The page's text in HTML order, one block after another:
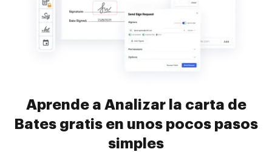
Aprende a Analizar la carta de
Bates gratis en unos pocos pasos
simples